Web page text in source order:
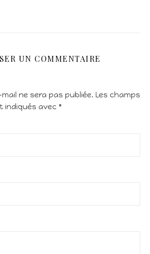
UN COMMENTAIRE
ne sera pas publiée. Les champs
indiqués avec *